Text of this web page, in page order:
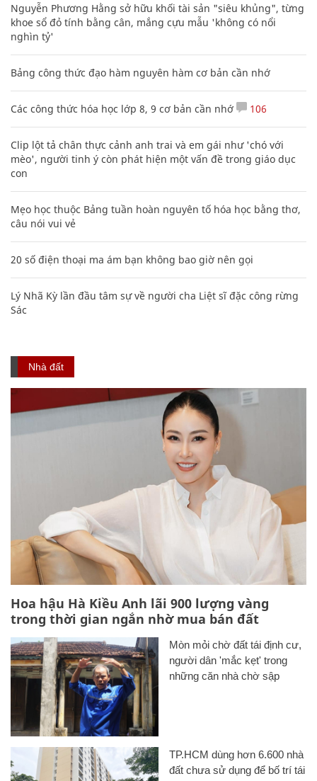
Nguyễn Phương Hằng sở hữu khối tài sản "siêu khủng", từng
khoe sổ đỏ tính bằng cân, mắng cựu mẫu 'không có nổi
nghìn tỷ'
Bảng công thức đạo hàm nguyên hàm cơ bản cần nhớ
Các công thức hóa học lớp 8, 9 cơ bản cần nhớ 106
Clip lột tả chân thực cảnh anh trai và em gái như 'chó với
mèo', người tinh ý còn phát hiện một vấn đề trong giáo dục
con
Mẹo học thuộc Bảng tuần hoàn nguyên tố hóa học bằng thơ,
câu nói vui vẻ
20 số điện thoại ma ám bạn không bao giờ nên gọi
Lý Nhã Kỳ lần đầu tâm sự về người cha Liệt sĩ đặc công rừng
Sác
Nhà đất
Hoa hậu Hà Kiều Anh lãi 900 lượng vàng
trong thời gian ngắn nhờ mua bán đất
Mòn mỏi chờ đất tái định cư,
người dân 'mắc kẹt' trong
những căn nhà chờ sập
TP.HCM dùng hơn 6.600 nhà
đất chưa sử dụng để bố trí tái